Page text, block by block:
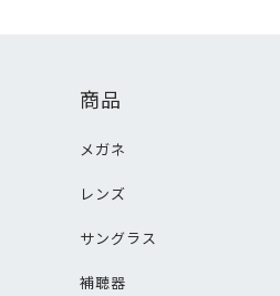
商品
メガネ
レンズ
サングラス
補聴器